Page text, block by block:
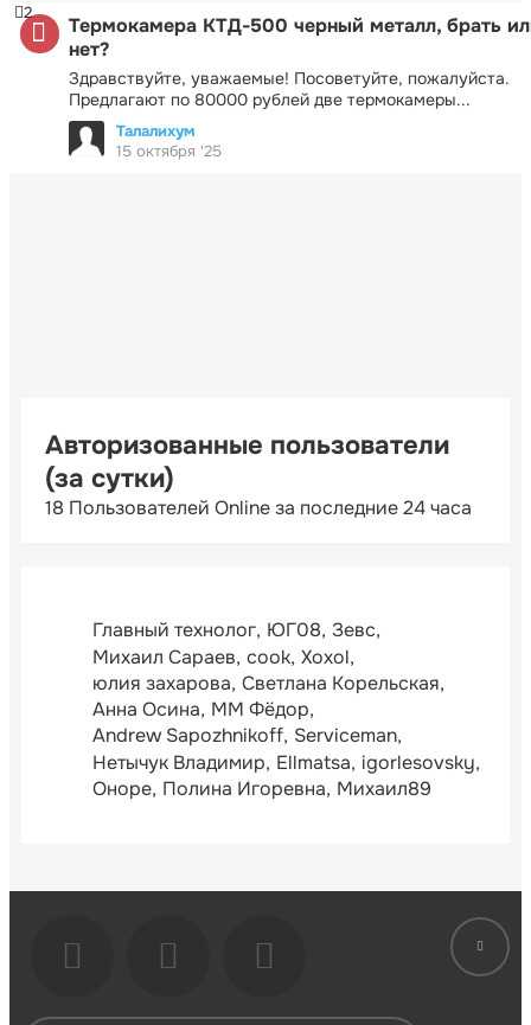
Термокамера КТД-500 черный металл, брать
нет?
Здравствуйте, уважаемые! Посоветуйте, пожалуйста.
Предлагают по 80000 рублей две термокамеры...
2
Талалихум
15 октября '25
Авторизованные пользователи
(за сутки)
18 Пользователей Online за последние 24 часа
Главный технолог ЮГ08 Зевс
Михаил Сараев cook Xoxol
юлия захарова Светлана Корельская
Анна Осина ММ Фёдор
Andrew Sapozhnikoff Serviceman
Нетычук Владимир Ellmatsa igorlesovsky
Оноре Полина Игоревна Михаил89